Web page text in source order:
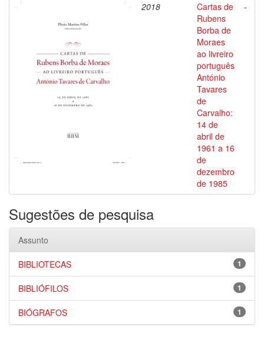
2018
Cartas de
Rubens
Borba de
Moraes
ao livreiro
português
António
Tavares
de
Carvalho:
14 de
abril de
1961 a 16
de
dezembro
de 1985
-
Sugestões de pesquisa
Assunto
1
BIBLIOTECAS
1
BIBLIÓFILOS
1
BIÓGRAFOS